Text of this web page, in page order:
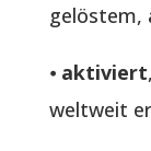
gelöstem,
⦁ aktiviert
weltweit